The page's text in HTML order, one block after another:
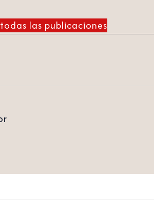
las publicaciones